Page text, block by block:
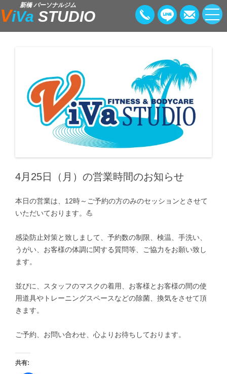
新橋 パーソナルジム
ViVa STUDIO
4月25日（月）の営業時間のお知らせ
本日の営業は、12時～ご予約の方のみのセッションとさせて
いただいております。💪
感染防止対策と致しまして、予約数の制限、検温、手洗い、
うがい、お客様の体調に関する質問等、ご協力をお願い致し
ます。
並びに、スタッフのマスクの着用、お客様とお客様の間の使
用道具やトレーニングスペースなどの除菌、換気をさせて頂
きます。
ご予約、お問い合わせ、心よりお待ちしております。
共有: